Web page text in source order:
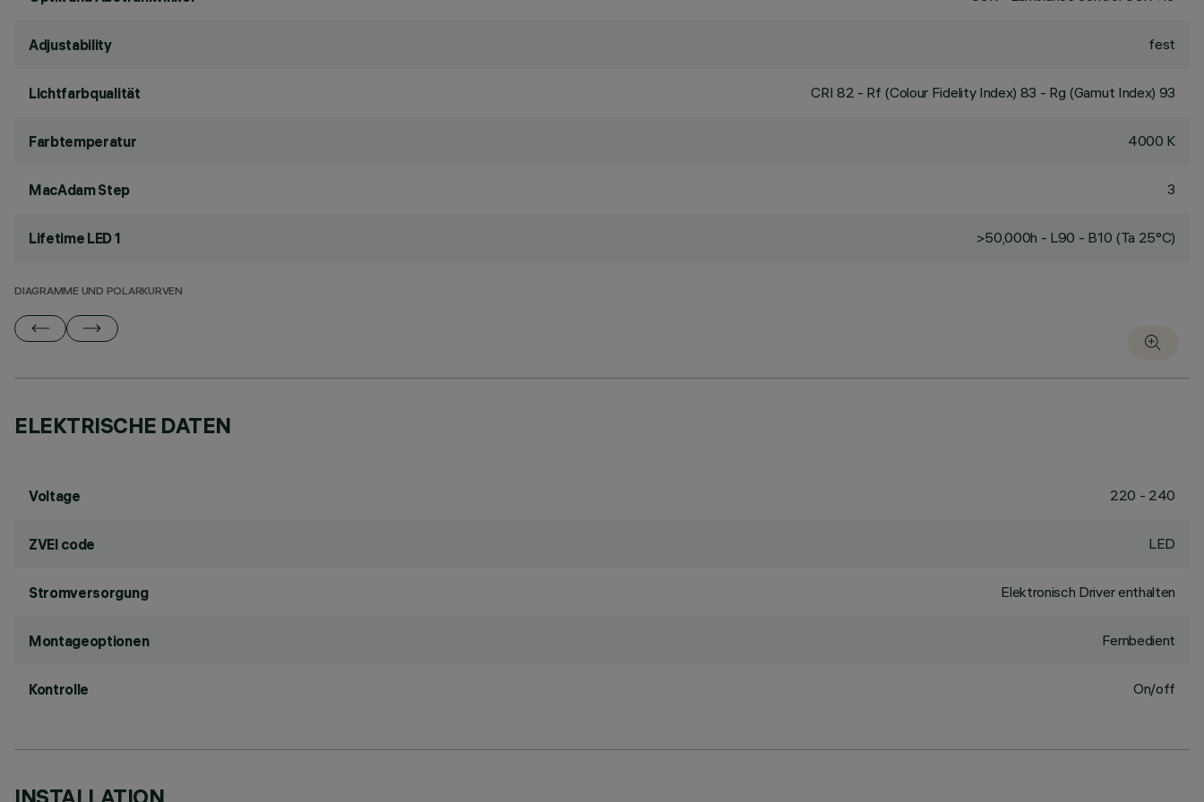
Adjustability fest
Lichtfarbqualität CRI 82 - Rf (Colour Fidelity Index) 83 - Rg (Gamut Index) 93
Farbtemperatur 4000 K
MacAdam Step 3
Lifetime LED 1 >50,000h - L90 - B10 (Ta 25°C)
DIAGRAMME UND POLARKURVEN
ELEKTRISCHE DATEN
Voltage 220 - 240
ZVEI code LED
Stromversorgung Elektronisch Driver enthalten
Montageoptionen Fernbedient
Kontrolle On/off
INSTALLATION